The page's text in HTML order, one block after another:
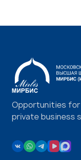
Opportunities for
private business